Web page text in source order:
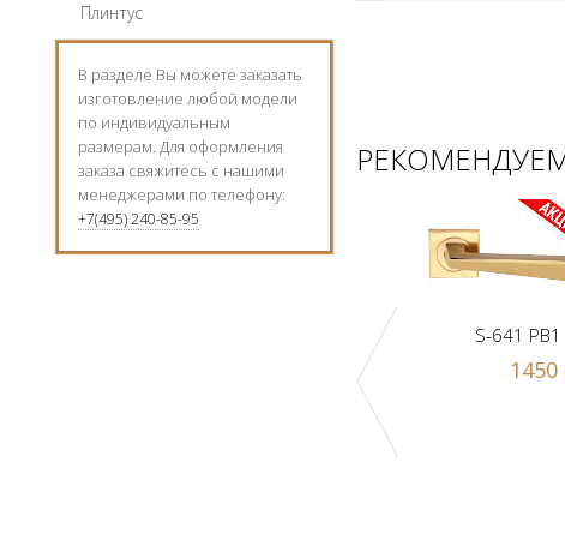
Плинтус
В разделе Вы можете заказать
изготовление любой модели
по индивидуальным
размерам. Для оформления
заказа свяжитесь с нашими
менеджерами по телефону:
+7(495) 240-85-95
S-641 PB1
1450